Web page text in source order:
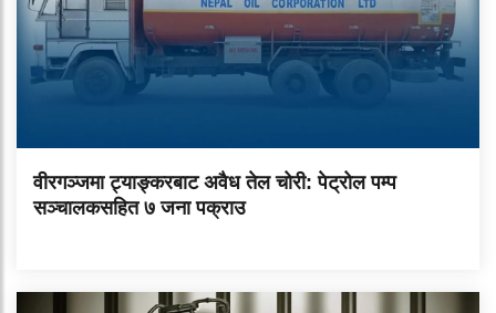
वीरगञ्जमा ट्याङ्करबाट अवैध तेल चोरी: पेट्रोल पम्प
सञ्चालकसहित ७ जना पक्राउ